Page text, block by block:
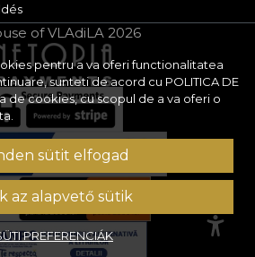
pentru a va oferi functionalitatea
sunteti de acord cu POLITICA DE
de cookies, cu scopul de a va oferi o
sütit elfogad
az alapvető sütik
PREFERENCIÁK
of VLAdiLA 2026